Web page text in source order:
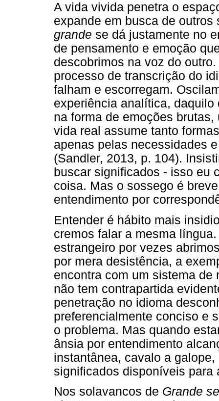
A vida vivida penetra o
expande em busca de
grande se dá justamente no
de pensamento e emoção
descobrimos na voz do
processo de transcrição do
falham e escorregam.
experiência analítica,
na forma de emoções
vida real assume tanto
apenas pelas necessidades
(Sandler, 2013, p. 104).
buscar significados - isso eu
coisa. Mas o sossego é
entendimento por
Entender é hábito mais
cremos falar a mesma
estrangeiro por vezes
por mera desistência, a
encontra com um sistema
não tem contrapartida
penetração no idioma
preferencialmente conciso e
o problema. Mas quando
ânsia por entendimento
instantânea, cavalo a
significados disponíveis para
Nos solavancos de Grande